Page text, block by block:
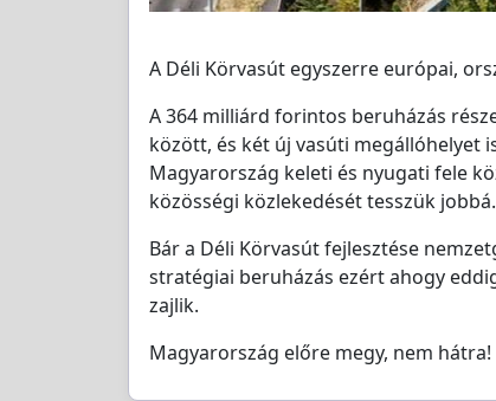
A Déli Körvasút egyszerre európai,
A 364 milliárd forintos beruházás
között, és két új vasúti megállóhelyet
Magyarország keleti és nyugati fele
közösségi közlekedését tesszük jobbá.
Bár a Déli Körvasút fejlesztése
stratégiai beruházás ezért ahogy
zajlik.
Magyarország előre megy, nem hátra!